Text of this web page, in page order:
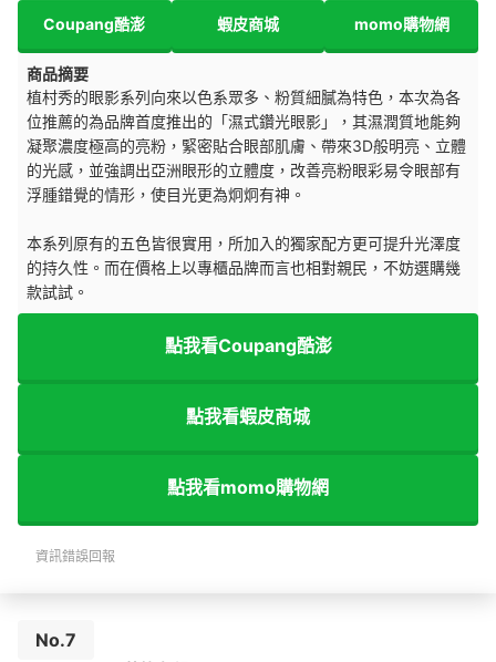
Coupang酷澎 蝦皮商城 momo購物網
商品摘要
植村秀的眼影系列向來以色系眾多、粉質細膩為特色，本次為各
位推薦的為品牌首度推出的「濕式鑽光眼影」，其濕潤質地能夠
凝聚濃度極高的亮粉，緊密貼合眼部肌膚、帶來3D般明亮、立體
的光感，並強調出亞洲眼形的立體度，改善亮粉眼彩易令眼部有
浮腫錯覺的情形，使目光更為炯炯有神。
本系列原有的五色皆很實用，所加入的獨家配方更可提升光澤度
的持久性。而在價格上以專櫃品牌而言也相對親民，不妨選購幾
款試試。
點我看Coupang酷澎
點我看蝦皮商城
點我看momo購物網
資訊錯誤回報
No.7